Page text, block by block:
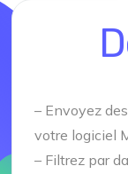
– Envoyez
votre logiciel
– Filtrez par